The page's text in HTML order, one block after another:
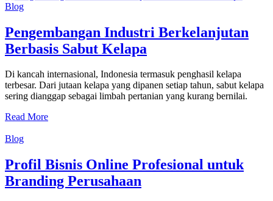
Blog
Pengembangan Industri Berkelanjutan
Berbasis Sabut Kelapa
Di kancah internasional, Indonesia termasuk penghasil kelapa
terbesar. Dari jutaan kelapa yang dipanen setiap tahun, sabut kelapa
sering dianggap sebagai limbah pertanian yang kurang bernilai.
Read More
Blog
Profil Bisnis Online Profesional untuk
Branding Perusahaan